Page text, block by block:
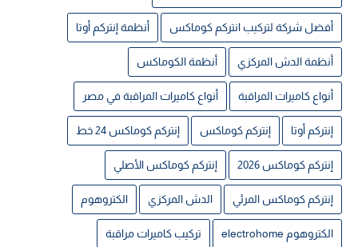
أفضل شركة لتركيب انتركم كوماكس أنظمة إنتركم أوتا
أنظمة الدش المركزي أنظمة الكوماكس
أنواع كاميرات المراقبة أنواع كاميرات المراقبة في مصر
إنتركم أوتا إنتركم كوماكس إنتركم كوماكس 24 خط
إنتركم كوماكس 2026 إنتركم كوماكس الأصلي
إنتركم كوماكس المرئي الدش المركزي الكتروهوم
الكتروهوم electrohome تركيب كاميرات مراقبة